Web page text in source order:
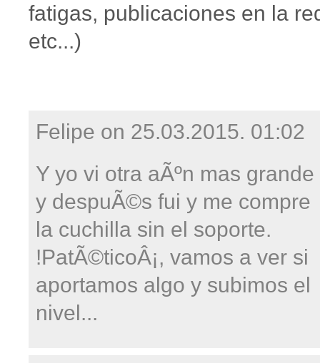
fatigas, publicaciones en la
etc...)
Felipe on 25.03.2015. 01:02
Y yo vi otra aÃºn mas grande
y despuÃ©s fui y me compre
la cuchilla sin el soporte.
!PatÃ©ticoÂ¡, vamos a ver si
aportamos algo y subimos el
nivel...